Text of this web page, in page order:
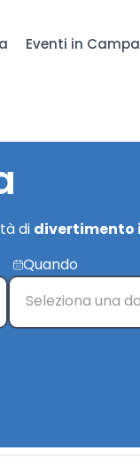
Eventi in
di divertimento
Quando
Seleziona una